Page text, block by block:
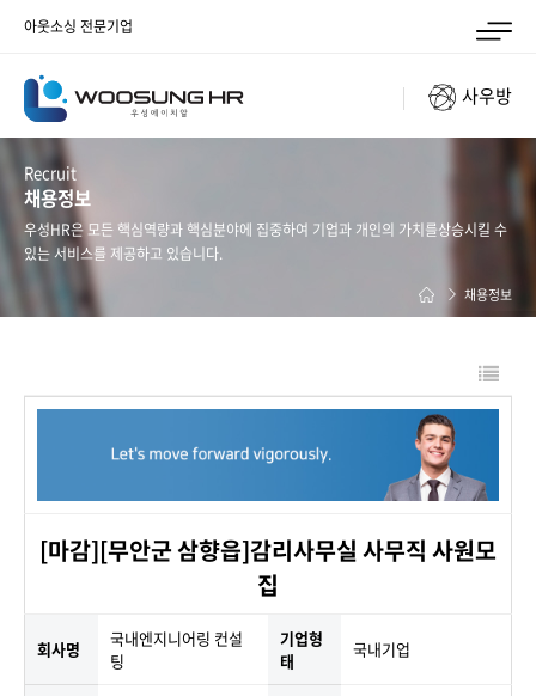
아웃소싱 전문기업
사우방
Recruit
채용정보
우성HR은 모든 핵심역량과 핵심분야에 집중하여 기업과 개인의 가치를상승시킬 수
있는 서비스를 제공하고 있습니다.
채용정보
[마감][무안군 삼향읍]감리사무실 사무직 사원모
집
회사명
국내엔지니어링 컨설
팅
기업형
태
국내기업